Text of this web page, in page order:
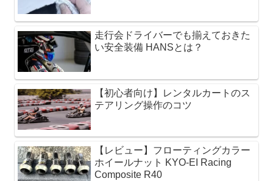
走行会ドライバーでも揃えておきた
い安全装備 HANSとは？
【初心者向け】レンタルカートのス
テアリング操作のコツ
【レビュー】フローティングカラー
ホイールナット KYO-EI Racing
Composite R40